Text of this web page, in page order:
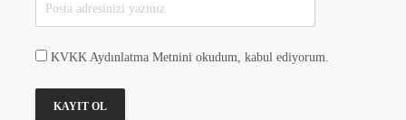
KVKK Aydınlatma Metnini okudum, kabul ediyorum.